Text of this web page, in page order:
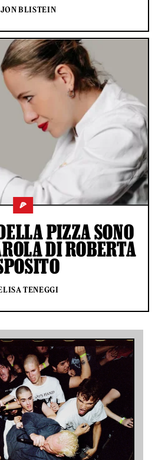
BLISTEIN
🍕
PIZZA SONO
DI ROBERTA
TENEGGI